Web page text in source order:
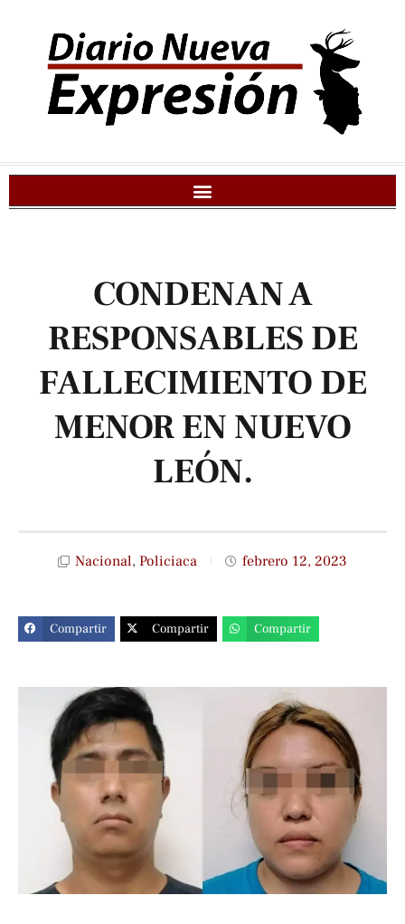
CONDENAN A
RESPONSABLES DE
FALLECIMIENTO DE
MENOR EN NUEVO
LEÓN.
Nacional, Policiaca febrero 12, 2023
Compartir Compartir Compartir